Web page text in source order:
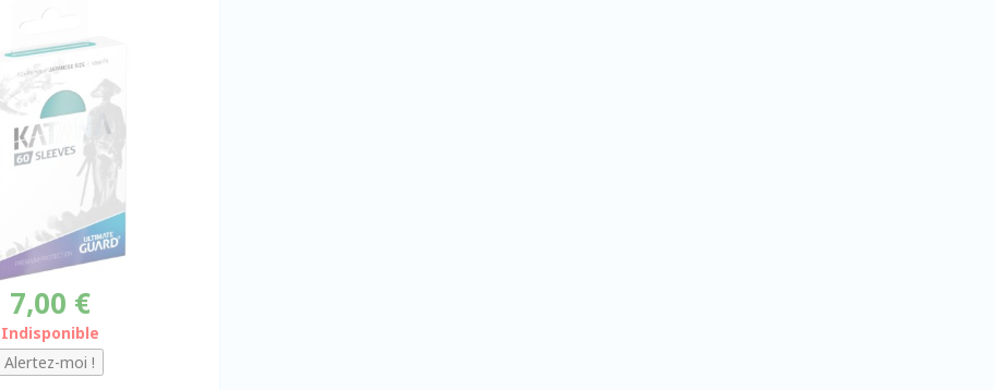
7,00 €
Indisponible